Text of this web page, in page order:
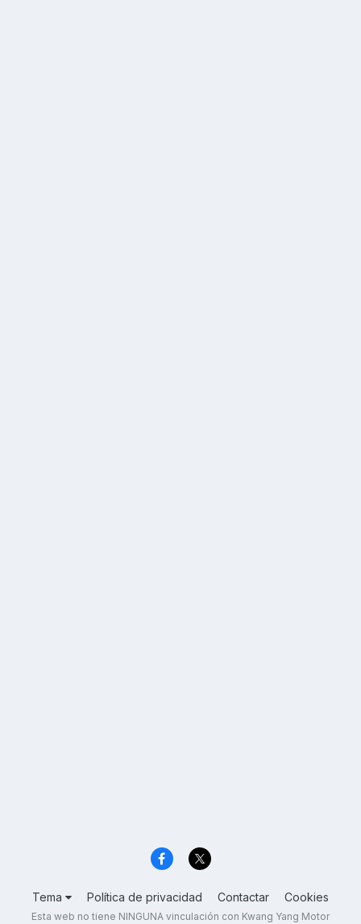
Tema Política de privacidad Contactar Cookies
Esta web no tiene NINGUNA vinculación con Kwang Yang Motor